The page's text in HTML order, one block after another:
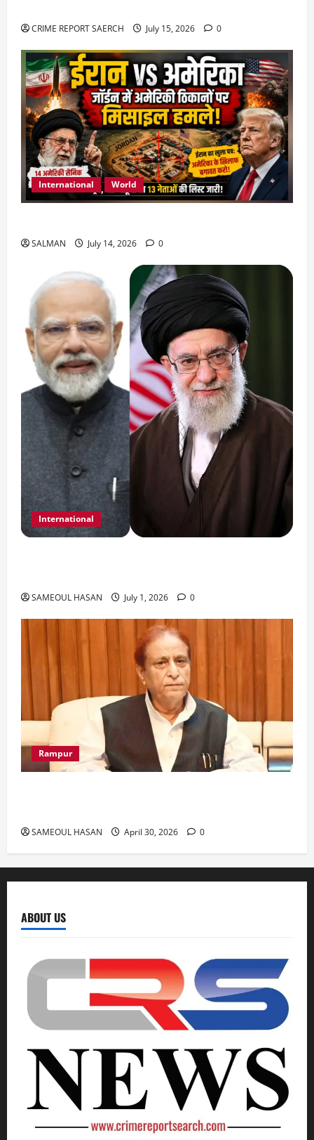
CRIME REPORT SAERCH July 15, 2026 0
International World
SALMAN July 14, 2026 0
International
SAMEOUL HASAN July 1, 2026 0
Rampur
SAMEOUL HASAN April 30, 2026 0
ABOUT US